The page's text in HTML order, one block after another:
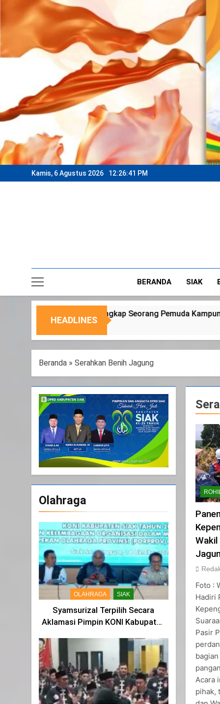
content
Kamis, 6 Agustus 2026 12:26:43 PM
BERANDA SIAK
HEADLINES
Pemuda Kampung Temusai Dukung
Beranda » Serahkan Benih Jagung
Olahraga
OLAHRAGA SIAK
Syamsurizal Terpilih Secara
Aklamasi Pimpin KONI Kabupaten
Wakil
Foto :
Hadiri
Pasir
Acara
pihak,